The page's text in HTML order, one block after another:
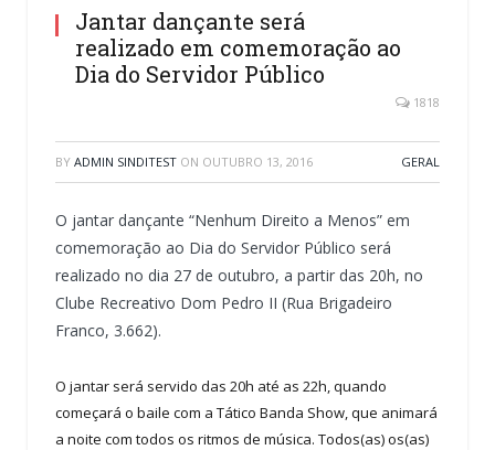
Jantar dançante será
realizado em comemoração ao
Dia do Servidor Público
1818
BY ADMIN SINDITEST ON OUTUBRO 13, 2016 GERAL
O jantar dançante “Nenhum Direito a Menos” em
comemoração ao Dia do Servidor Público será
realizado no dia 27 de outubro, a partir das 20h, no
Clube Recreativo Dom Pedro II (Rua Brigadeiro
Franco, 3.662).
O jantar será servido das 20h até as 22h, quando
começará o baile com a Tático Banda Show, que animará
a noite com todos os ritmos de música. Todos(as) os(as)